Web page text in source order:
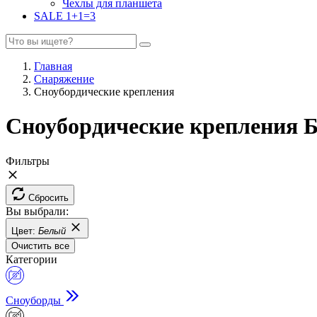
Чехлы для планшета
SALE 1+1=3
Главная
Снаряжение
Сноубордические крепления
Сноубордические крепления
Фильтры
Сбросить
Вы выбрали:
Цвет: Белый
Очистить все
Категории
Сноуборды